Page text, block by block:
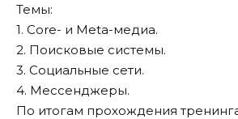
Темы:
1. Core- и Meta-медиа.
2. Поисковые системы.
3. Социальные сети.
4. Мессенджеры.
По итогам прохождения